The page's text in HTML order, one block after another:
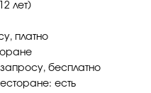
лет)
платно
бесплатно
есть